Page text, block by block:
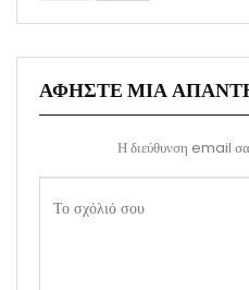
ΑΦΉΣΤΕ ΜΙΑ
Η διεύθυνση email